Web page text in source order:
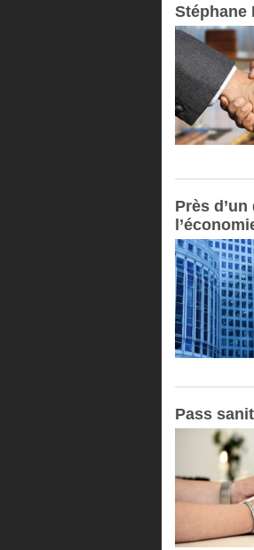
Stéphane
Près
Pass